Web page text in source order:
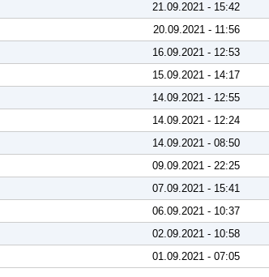
21.09.2021 - 15:42
20.09.2021 - 11:56
16.09.2021 - 12:53
15.09.2021 - 14:17
14.09.2021 - 12:55
14.09.2021 - 12:24
14.09.2021 - 08:50
09.09.2021 - 22:25
07.09.2021 - 15:41
06.09.2021 - 10:37
02.09.2021 - 10:58
01.09.2021 - 07:05